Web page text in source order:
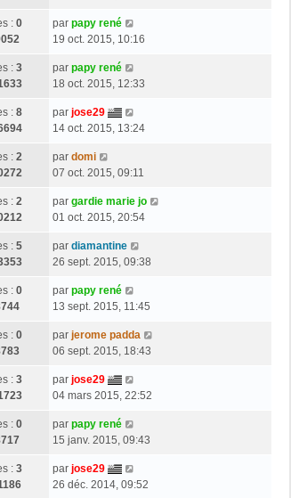
: 0
par papy rené
19 oct. 2015, 10:16
: 3
par papy rené
18 oct. 2015, 12:33
: 8
par jose29
14 oct. 2015, 13:24
: 2
par domi
07 oct. 2015, 09:11
: 2
par gardie marie jo
01 oct. 2015, 20:54
: 5
par diamantine
26 sept. 2015, 09:38
: 0
par papy rené
13 sept. 2015, 11:45
: 0
par jerome padda
06 sept. 2015, 18:43
: 3
par jose29
04 mars 2015, 22:52
: 0
par papy rené
15 janv. 2015, 09:43
: 3
par jose29
26 déc. 2014, 09:52